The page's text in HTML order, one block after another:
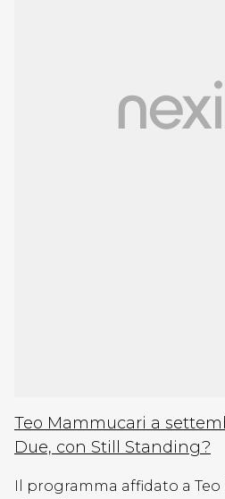
Teo Mammucari a
Due, con Still Standing?
Il programma affidato a